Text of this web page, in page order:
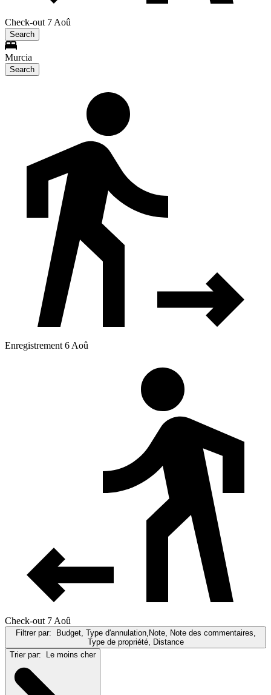
Check-out 7 Aoû
Search
Murcia
Search
Enregistrement 6 Aoû
Check-out 7 Aoû
Filtrer par:
Budget, Type d'annulation,Note, Note des commentaires,
Type de propriété, Distance
Trier par:
Le moins cher